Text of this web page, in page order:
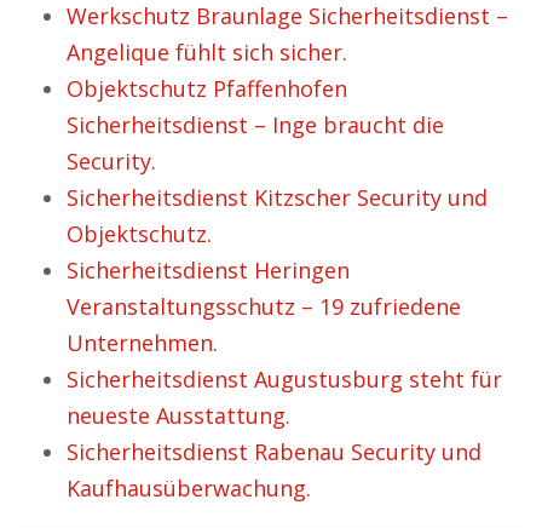
Werkschutz Braunlage Sicherheitsdienst –
Angelique fühlt sich sicher.
Objektschutz Pfaffenhofen
Sicherheitsdienst – Inge braucht die
Security.
Sicherheitsdienst Kitzscher Security und
Objektschutz.
Sicherheitsdienst Heringen
Veranstaltungsschutz – 19 zufriedene
Unternehmen.
Sicherheitsdienst Augustusburg steht für
neueste Ausstattung.
Sicherheitsdienst Rabenau Security und
Kaufhausüberwachung.